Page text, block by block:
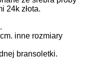
24k złota.
inne rozmiary
bransoletki.